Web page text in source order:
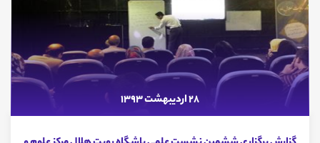
28 اردیبهشت 1393